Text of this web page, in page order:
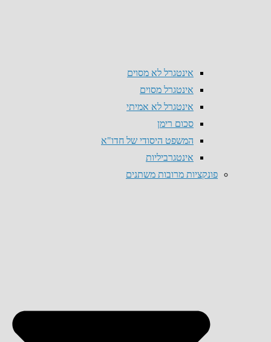
אינטגרל לא מסוים
אינטגרל מסוים
אינטגרל לא אמיתי
סכום רימן
המשפט היסודי של חדו"א
אינטגרביליות
פונקציות מרובות משתנים